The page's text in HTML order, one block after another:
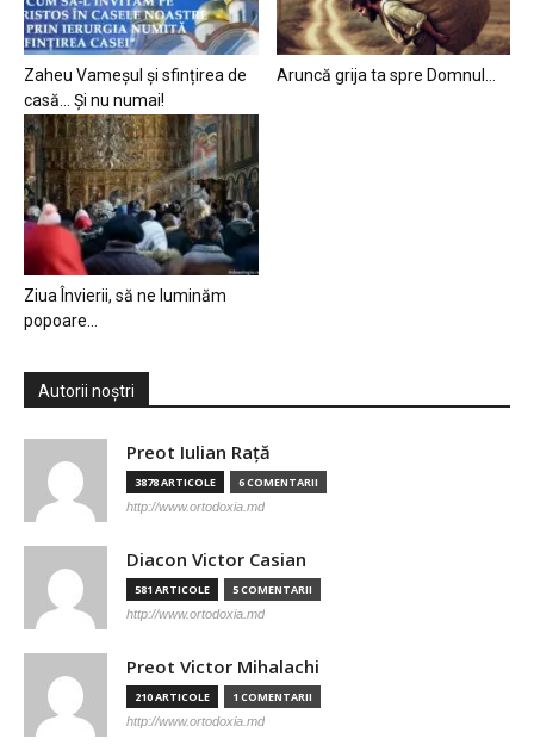
Zaheu Vameșul și sfințirea de
casă… Și nu numai!
Aruncă grija ta spre Domnul…
Ziua Învierii, să ne luminăm
popoare…
Autorii noștri
Preot Iulian Raţă
3878 ARTICOLE 6 COMENTARII
http://www.ortodoxia.md
Diacon Victor Casian
581 ARTICOLE 5 COMENTARII
http://www.ortodoxia.md
Preot Victor Mihalachi
210 ARTICOLE 1 COMENTARII
http://www.ortodoxia.md